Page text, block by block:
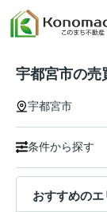
宇都宮市の売
宇都宮市
条件から探す
おすすめのエ